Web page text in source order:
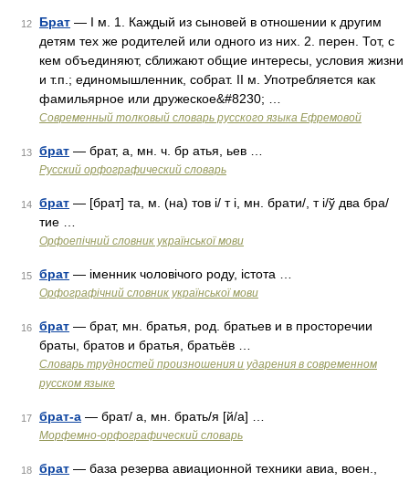
12 Брат — I м. 1. Каждый из сыновей в отношении к другим
детям тех же родителей или одного из них. 2. перен. Тот, с
кем объединяют, сближают общие интересы, условия жизни
и т.п.; единомышленник, собрат. II м. Употребляется как
фамильярное или дружеское&#8230; …
Современный толковый словарь русского языка Ефремовой
13 брат — брат, а, мн. ч. бр атья, ьев …
Русский орфографический словарь
14 брат — [брат] та, м. (на) тов і/ т і, мн. брати/, т і/ў два бра/
тие …
Орфоепічний словник української мови
15 брат — іменник чоловічого роду, істота …
Орфографічний словник української мови
16 брат — брат, мн. братья, род. братьев и в просторечии
браты, братов и братья, братьёв …
Словарь трудностей произношения и ударения в современном
русском языке
17 брат-а — брат/ а, мн. брать/я [й/а] …
Морфемно-орфографический словарь
18 брат — база резерва авиационной техники авиа, воен.,